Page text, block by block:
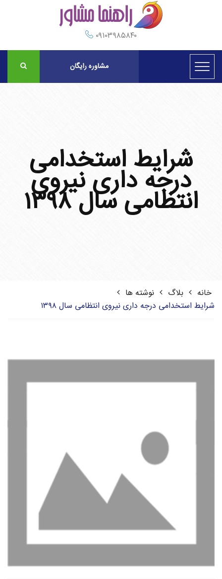
۰۹۱۰۳۹۸۵۸۴۰
مشاوره رایگان
شرایط استخدامی
درجه داری نیروی
انتظامی سال ۱۳۹۸
خانه بلاگ
نوشته ها
شرایط استخدامی درجه داری نیروی انتظامی سال ۱۳۹۸